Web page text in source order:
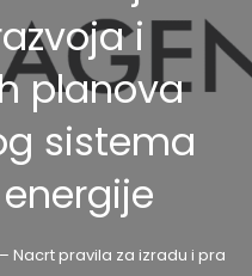
i
planova
sistema
Nacrt pravila za izradu i